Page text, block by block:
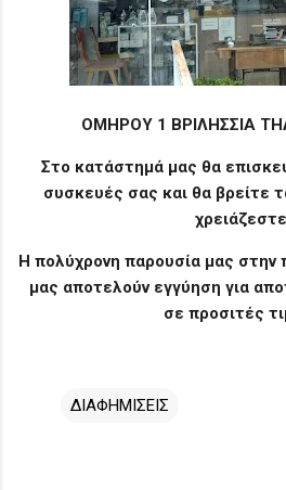
ΟΜΗΡΟΥ 1 ΒΡΙΛΗΣΣΙΑ
Στο κατάστημά μας θα
συσκευές σας και θα βρείτε
Η πολύχρονη παρουσία μας στην
μας αποτελούν εγγύηση για
σε προσιτές
ΔΙΑΦΗΜΙΣΕΙΣ